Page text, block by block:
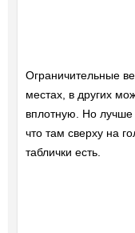
Ограничительные
местах, в других
вплотную. Но лучше
что там сверху на
таблички есть.